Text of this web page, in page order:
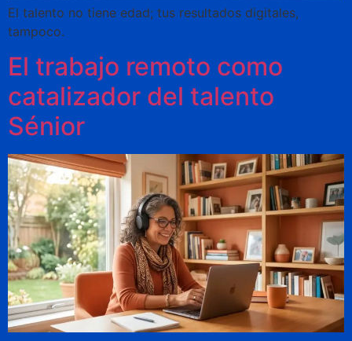
El talento no tiene edad; tus resultados digitales,
tampoco.
El trabajo remoto como
catalizador del talento
Sénior